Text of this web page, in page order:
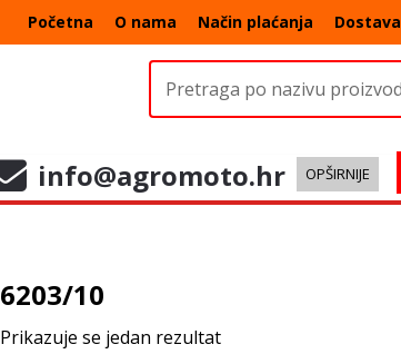
Početna O nama Način plaćanja Dostava
info@agromoto.hr OPŠIRNIJE
6203/10
Prikazuje se jedan rezultat